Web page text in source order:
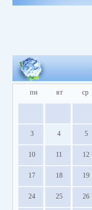
пн вт ср
3 4 5
10 11 12
17 18 19
24 25 26